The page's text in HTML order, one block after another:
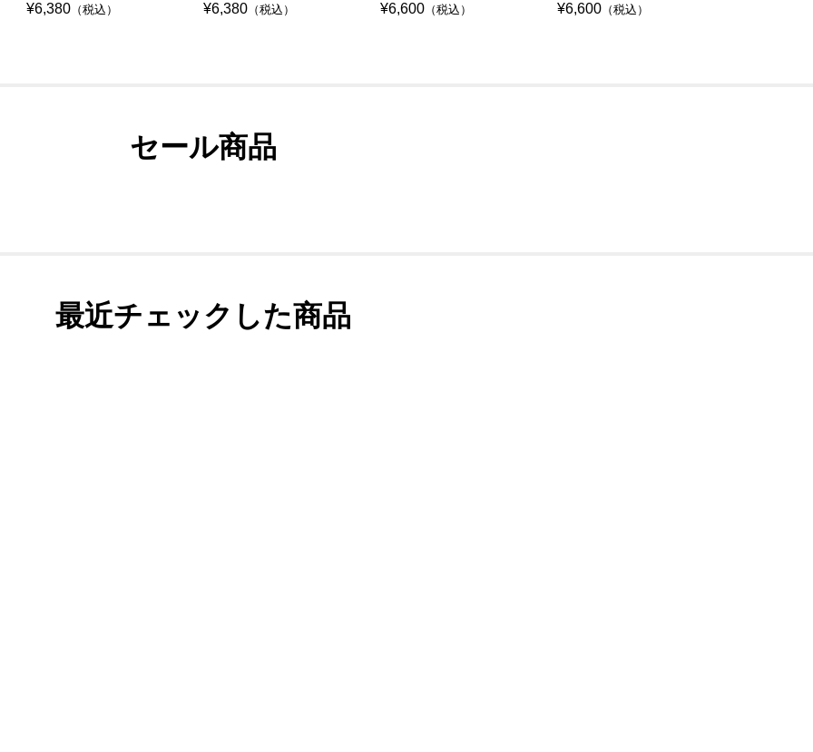
¥6,380 （税込） ¥6,380 （税込） ¥6,600 （税込） ¥6,600 （税込）
セール商品
最近チェックした商品